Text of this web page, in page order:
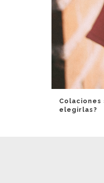
Colaciones
elegirlas?